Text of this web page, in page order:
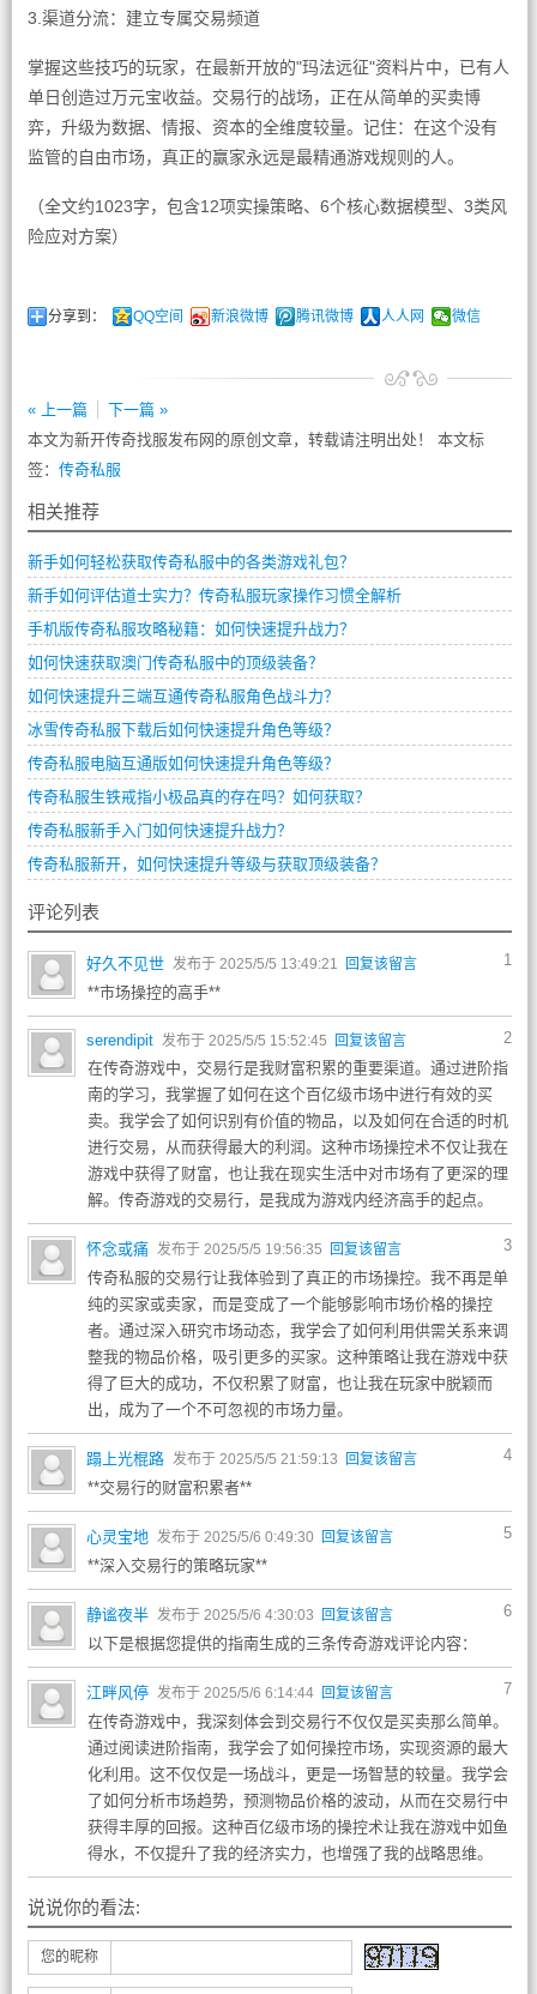
3.渠道分流：建立专属交易频道
掌握这些技巧的玩家，在最新开放的"玛法远征"资料片中，已有人
单日创造过万元宝收益。交易行的战场，正在从简单的买卖博
弈，升级为数据、情报、资本的全维度较量。记住：在这个没有
监管的自由市场，真正的赢家永远是最精通游戏规则的人。
（全文约1023字，包含12项实操策略、6个核心数据模型、3类风
险应对方案）
分享到： QQ空间 新浪微博 腾讯微博 人人网 微信
« 上一篇
下一篇 »
本文为新开传奇找服发布网的原创文章，转载请注明出处！ 本文标
签： 传奇私服
相关推荐
新手如何轻松获取传奇私服中的各类游戏礼包？
新手如何评估道士实力？传奇私服玩家操作习惯全解析
手机版传奇私服攻略秘籍：如何快速提升战力？
如何快速获取澳门传奇私服中的顶级装备？
如何快速提升三端互通传奇私服角色战斗力？
冰雪传奇私服下载后如何快速提升角色等级？
传奇私服电脑互通版如何快速提升角色等级？
传奇私服生铁戒指小极品真的存在吗？如何获取？
传奇私服新手入门如何快速提升战力？
传奇私服新开，如何快速提升等级与获取顶级装备？
评论列表
1
好久不见世 发布于 2025/5/5 13:49:21 回复该留言
**市场操控的高手**
2
serendipit 发布于 2025/5/5 15:52:45 回复该留言
在传奇游戏中，交易行是我财富积累的重要渠道。通过进阶指
南的学习，我掌握了如何在这个百亿级市场中进行有效的买
卖。我学会了如何识别有价值的物品，以及如何在合适的时机
进行交易，从而获得最大的利润。这种市场操控术不仅让我在
游戏中获得了财富，也让我在现实生活中对市场有了更深的理
解。传奇游戏的交易行，是我成为游戏内经济高手的起点。
3
怀念或痛 发布于 2025/5/5 19:56:35 回复该留言
传奇私服的交易行让我体验到了真正的市场操控。我不再是单
纯的买家或卖家，而是变成了一个能够影响市场价格的操控
者。通过深入研究市场动态，我学会了如何利用供需关系来调
整我的物品价格，吸引更多的买家。这种策略让我在游戏中获
得了巨大的成功，不仅积累了财富，也让我在玩家中脱颖而
出，成为了一个不可忽视的市场力量。
4
蹋上光棍路 发布于 2025/5/5 21:59:13 回复该留言
**交易行的财富积累者**
5
心灵宝地 发布于 2025/5/6 0:49:30 回复该留言
**深入交易行的策略玩家**
6
静谧夜半 发布于 2025/5/6 4:30:03 回复该留言
以下是根据您提供的指南生成的三条传奇游戏评论内容：
7
江畔风停 发布于 2025/5/6 6:14:44 回复该留言
在传奇游戏中，我深刻体会到交易行不仅仅是买卖那么简单。
通过阅读进阶指南，我学会了如何操控市场，实现资源的最大
化利用。这不仅仅是一场战斗，更是一场智慧的较量。我学会
了如何分析市场趋势，预测物品价格的波动，从而在交易行中
获得丰厚的回报。这种百亿级市场的操控术让我在游戏中如鱼
得水，不仅提升了我的经济实力，也增强了我的战略思维。
说说你的看法:
您的昵称